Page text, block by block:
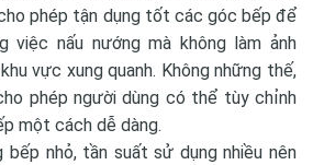
phép tận dụng tốt các góc bếp để
việc nấu nướng mà không làm ảnh
vực xung quanh. Không những thế,
phép người dùng có thể tùy chỉnh
một cách dễ dàng.
bếp nhỏ, tần suất sử dụng nhiều nên